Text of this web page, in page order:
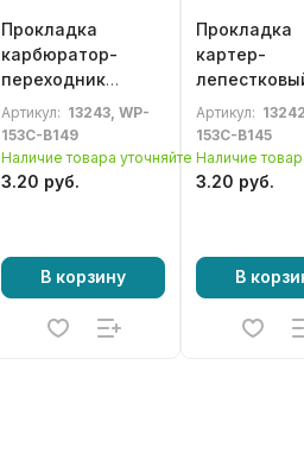
Прокладка
карбюратор-
переходник
1E40F-6 для
минибайка,
мотопомпы
Артикул: 13243, WP-
153C-B149
Наличие товара уточняйте
3.20 руб.
В корзину
Прокладка
картер-
клапан
для
мотопомпы
Артикул:
153C-B145
Наличие
3.20 руб.
В